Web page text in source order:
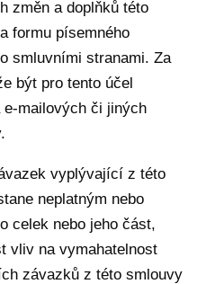
změn a doplňků této
formu písemného
smluvními stranami. Za
být pro tento účel
e-mailových či jiných
vyplývající z této
neplatným nebo
celek nebo jeho část,
vliv na vymahatelnost
závazků z této smlouvy